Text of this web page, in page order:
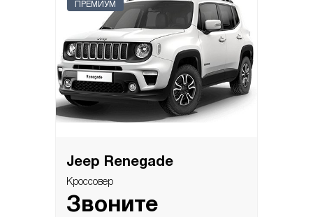
ПРЕМИУМ
Jeep Renegade
Кроссовер
Звоните